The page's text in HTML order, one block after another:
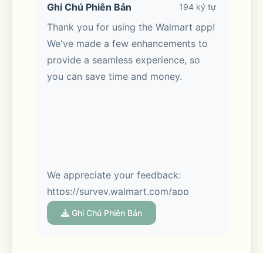
Meet Sparky, your AI assistant:
Sparky makes it easy. Ask Sparky!
You’ll get answers fast with real-time
Ghi Chú Phiên Bản 194 ký tự
Thank you for using the Walmart app!
We've made a few enhancements to
provide a seamless experience, so
you can save time and money.
We appreciate your feedback:
https://survey.walmart.com/app
Ghi Chú Phiên Bản